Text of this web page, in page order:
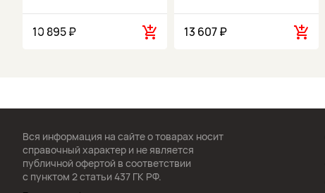
10 895 ₽ 13 607 ₽
Вся информация на сайте о товарах носит
справочный характер и не является
публичной офертой в соответствии
с пунктом 2 статьи 437 ГК РФ.